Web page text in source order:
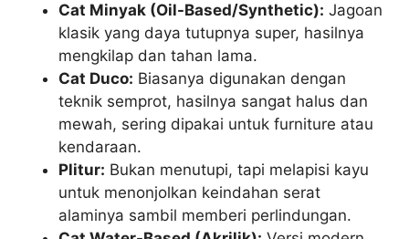
Cat Minyak (Oil-Based/Synthetic): Jagoan
klasik yang daya tutupnya super, hasilnya
mengkilap dan tahan lama.
Cat Duco: Biasanya digunakan dengan
teknik semprot, hasilnya sangat halus dan
mewah, sering dipakai untuk furniture atau
kendaraan.
Plitur: Bukan menutupi, tapi melapisi kayu
untuk menonjolkan keindahan serat
alaminya sambil memberi perlindungan.